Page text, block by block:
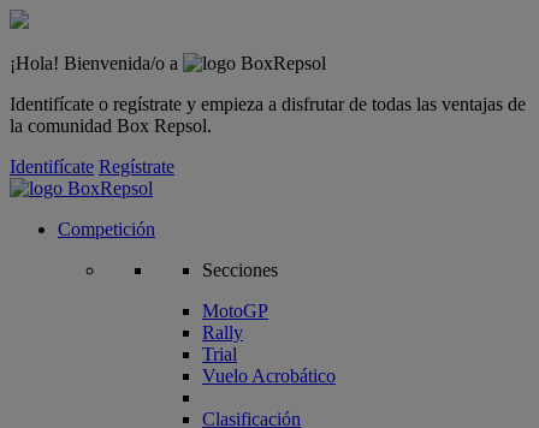
¡Hola! Bienvenida/o a
Identifícate o regístrate y empieza a disfrutar de todas las ventajas de
la comunidad Box Repsol.
Identifícate Regístrate
Competición
Secciones
MotoGP
Rally
Trial
Vuelo Acrobático
Clasificación